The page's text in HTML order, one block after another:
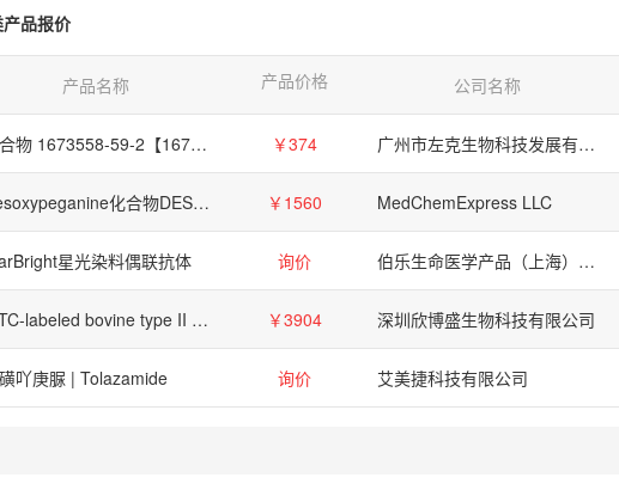
品报价
产品名称 产品价格 公司名称
化合物 1673558-59-2【1673558-59-2】 ￥374 广州市左克生物科技发展有限公司
Desoxypeganine化合物DESOXYPEGANINE,495-59-0 ￥1560 MedChemExpress LLC
星光染料偶联抗体 询价 伯乐生命医学产品（上海）有限公司 Bio-Rad Laboratories
FITC-labeled bovine type II collagen substrate, 10 mg ￥3904 深圳欣博盛生物科技有限公司
吖庚脲 | Tolazamide 询价 艾美捷科技有限公司